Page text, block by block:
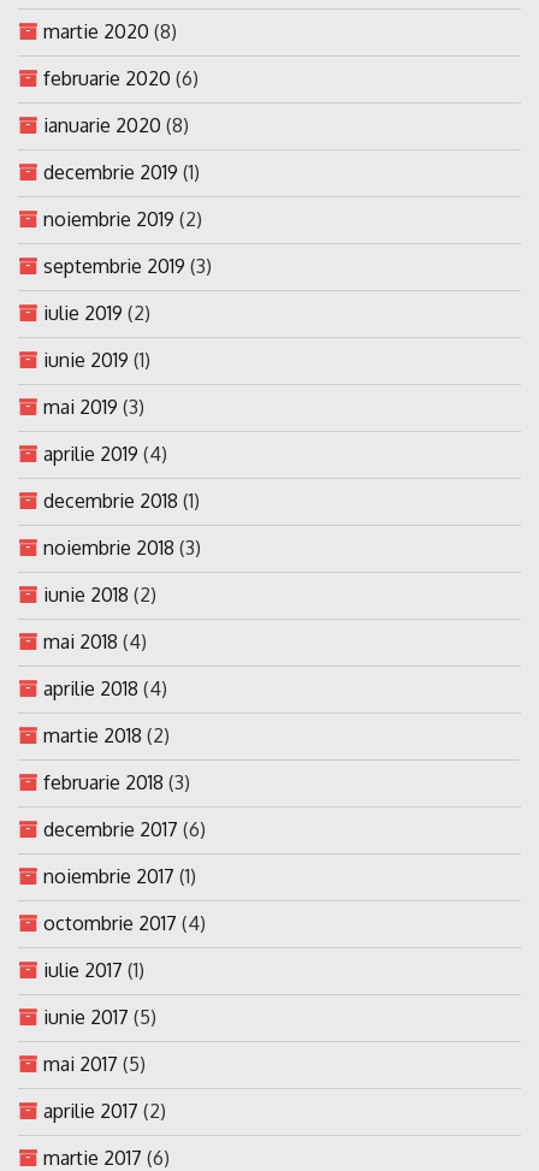
martie 2020 (8)
februarie 2020 (6)
ianuarie 2020 (8)
decembrie 2019 (1)
noiembrie 2019 (2)
septembrie 2019 (3)
iulie 2019 (2)
iunie 2019 (1)
mai 2019 (3)
aprilie 2019 (4)
decembrie 2018 (1)
noiembrie 2018 (3)
iunie 2018 (2)
mai 2018 (4)
aprilie 2018 (4)
martie 2018 (2)
februarie 2018 (3)
decembrie 2017 (6)
noiembrie 2017 (1)
octombrie 2017 (4)
iulie 2017 (1)
iunie 2017 (5)
mai 2017 (5)
aprilie 2017 (2)
martie 2017 (6)